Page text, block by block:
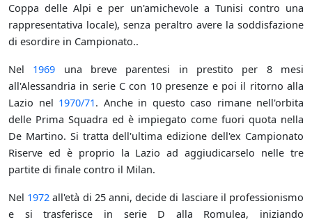
Coppa delle Alpi e per un'amichevole a Tunisi contro una
rappresentativa locale), senza peraltro avere la soddisfazione
di esordire in Campionato..
Nel 1969 una breve parentesi in prestito per 8 mesi
all'Alessandria in serie C con 10 presenze e poi il ritorno alla
Lazio nel 1970/71. Anche in questo caso rimane nell'orbita
delle Prima Squadra ed è impiegato come fuori quota nella
De Martino. Si tratta dell'ultima edizione dell'ex Campionato
Riserve ed è proprio la Lazio ad aggiudicarselo nelle tre
partite di finale contro il Milan.
Nel 1972 all'età di 25 anni, decide di lasciare il professionismo
e si trasferisce in serie D alla Romulea, iniziando